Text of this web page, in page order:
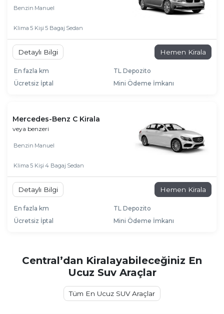
Benzin Manuel
Klima 5 Kişi 5 Bagaj Sedan
Detaylı Bilgi Hemen Kirala
En fazla km
TL Depozito
Ücretsiz İptal
Mini Ödeme İmkanı
Mercedes-Benz C Kirala
veya benzeri
Benzin Manuel
Klima 5 Kişi 4 Bagaj Sedan
Detaylı Bilgi Hemen Kirala
En fazla km
TL Depozito
Ücretsiz İptal
Mini Ödeme İmkanı
Central’dan Kiralayabileceğiniz En
Ucuz Suv Araçlar
Tüm En Ucuz SUV Araçlar